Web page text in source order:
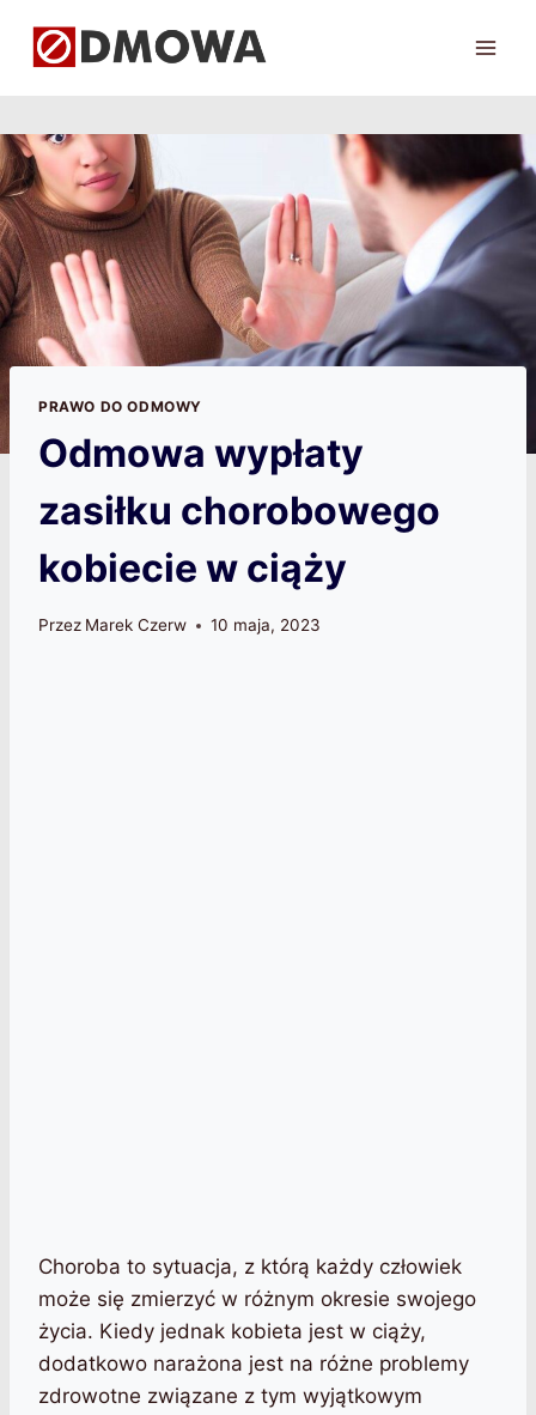
PRAWO DO ODMOWY
Odmowa wypłaty
zasiłku chorobowego
kobiecie w ciąży
Przez Marek Czerw 10 maja, 2023
Choroba to sytuacja, z którą każdy człowiek
może się zmierzyć w różnym okresie swojego
życia. Kiedy jednak kobieta jest w ciąży,
dodatkowo narażona jest na różne problemy
zdrowotne związane z tym wyjątkowym